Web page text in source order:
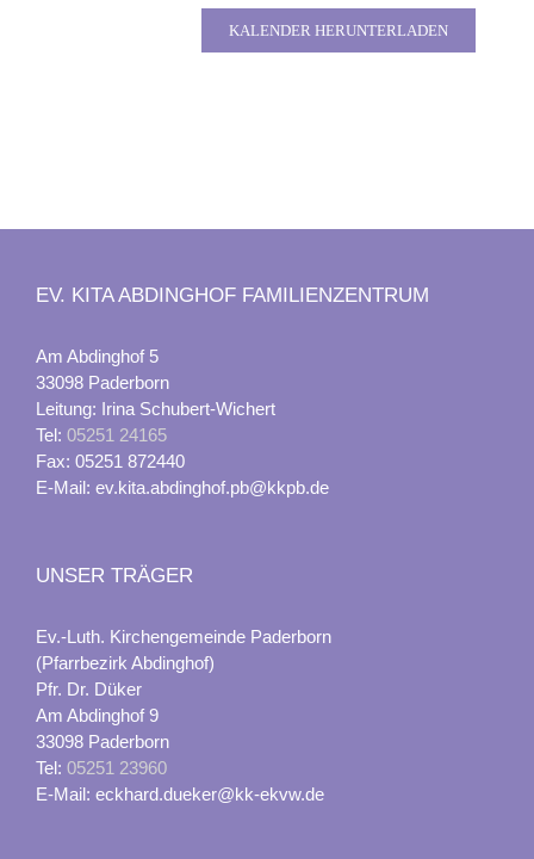
KALENDER HERUNTERLADEN
EV. KITA ABDINGHOF FAMILIENZENTRUM
Am Abdinghof 5
33098 Paderborn
Leitung: Irina Schubert-Wichert
Tel: 05251 24165
Fax: 05251 872440
E-Mail: ev.kita.abdinghof.pb@kkpb.de
UNSER TRÄGER
Ev.-Luth. Kirchengemeinde Paderborn
(Pfarrbezirk Abdinghof)
Pfr. Dr. Düker
Am Abdinghof 9
33098 Paderborn
Tel: 05251 23960
E-Mail: eckhard.dueker@kk-ekvw.de